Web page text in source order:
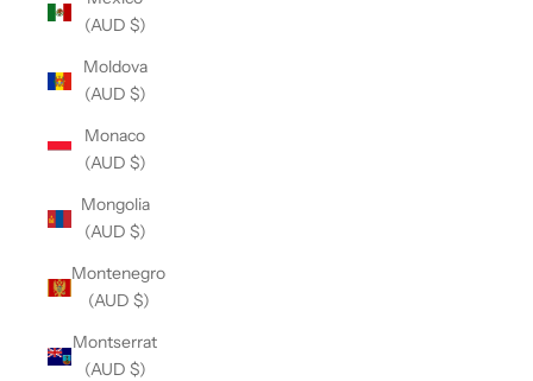
(AUD $)
Moldova
(AUD $)
Monaco
(AUD $)
Mongolia
(AUD $)
Montenegro
(AUD $)
Montserrat
(AUD $)